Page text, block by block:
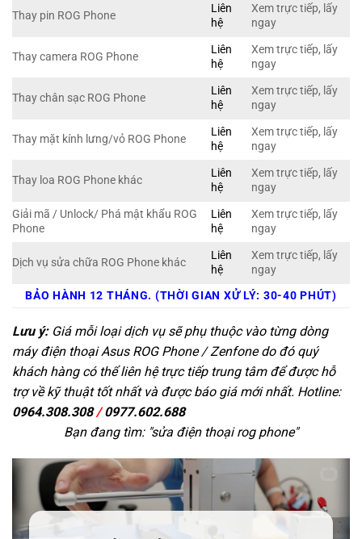
Thay pin ROG Phone
Liên
hệ
Xem trực tiếp, lấy
ngay
Thay camera ROG Phone
Liên
hệ
Xem trực tiếp, lấy
ngay
Thay chân sạc ROG Phone
Liên
hệ
Xem trực tiếp, lấy
ngay
Thay mặt kính lưng/vỏ ROG Phone
Liên
hệ
Xem trực tiếp, lấy
ngay
Thay loa ROG Phone khác
Liên
hệ
Xem trực tiếp, lấy
ngay
Giải mã / Unlock/ Phá mật khẩu ROG
Phone
Liên
hệ
Xem trực tiếp, lấy
ngay
Dịch vụ sửa chữa ROG Phone khác
Liên
hệ
Xem trực tiếp, lấy
ngay
BẢO HÀNH 12 THÁNG. (THỜI GIAN XỬ LÝ: 30-40 PHÚT)
Lưu ý:Giá mỗi loại dịch vụ sẽ phụ thuộc vào từng dòng
máy điện thoại Asus ROG Phone / Zenfone do đó quý
khách hàng có thể liên hệ trực tiếp trung tâm để được hỗ
trợ về kỹ thuật tốt nhất và được báo giá mới nhất. Hotline:
0964.308.308/0977.602.688
Bạn đang tìm: "sửa điện thoại rog phone"